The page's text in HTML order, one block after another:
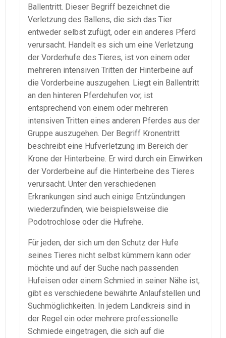
Ballentritt. Dieser Begriff bezeichnet die
Verletzung des Ballens, die sich das Tier
entweder selbst zufügt, oder ein anderes Pferd
verursacht. Handelt es sich um eine Verletzung
der Vorderhufe des Tieres, ist von einem oder
mehreren intensiven Tritten der Hinterbeine auf
die Vorderbeine auszugehen. Liegt ein Ballentritt
an den hinteren Pferdehufen vor, ist
entsprechend von einem oder mehreren
intensiven Tritten eines anderen Pferdes aus der
Gruppe auszugehen. Der Begriff Kronentritt
beschreibt eine Hufverletzung im Bereich der
Krone der Hinterbeine. Er wird durch ein Einwirken
der Vorderbeine auf die Hinterbeine des Tieres
verursacht. Unter den verschiedenen
Erkrankungen sind auch einige Entzündungen
wiederzufinden, wie beispielsweise die
Podotrochlose oder die Hufrehe.
Für jeden, der sich um den Schutz der Hufe
seines Tieres nicht selbst kümmern kann oder
möchte und auf der Suche nach passenden
Hufeisen oder einem Schmied in seiner Nähe ist,
gibt es verschiedene bewährte Anlaufstellen und
Suchmöglichkeiten. In jedem Landkreis sind in
der Regel ein oder mehrere professionelle
Schmiede eingetragen, die sich auf die